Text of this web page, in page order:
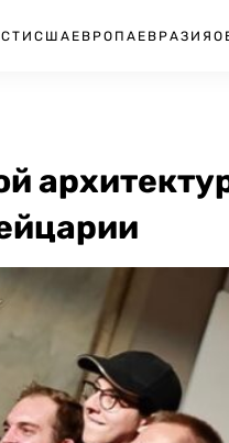
США ЕВРОПА ЕВРАЗИЯ